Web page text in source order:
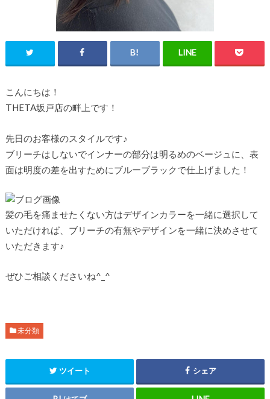
こんにちは！
THETA坂戸店の畔上です！
先日のお客様のスタイルです♪
ブリーチはしないでインナーの部分は明るめのベージュに、表
面は明度の差を出すためにブルーブラックで仕上げました！
髪の毛を痛ませたくない方はデザインカラーを一緒に選択して
いただければ、ブリーチの有無やデザインを一緒に決めさせて
いただきます♪
ぜひご相談くださいね^_^
未分類
ツイート シェア